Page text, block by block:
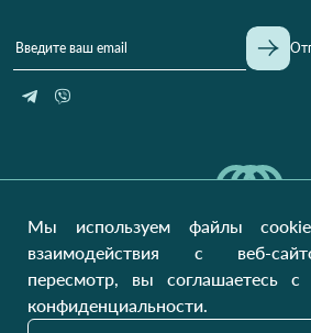
На украинском рынке с
Мы используем файлы
взаимодействия с веб-
пересмотр, вы соглашаетесь
конфиденциальности.